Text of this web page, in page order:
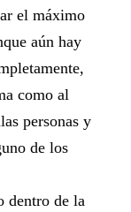
el máximo
aún hay
como al
personas y
de los
dentro de la